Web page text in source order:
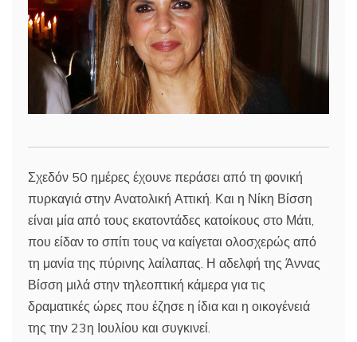
Σχεδόν 50 ημέρες έχουνε περάσει από τη φονική
πυρκαγιά στην Ανατολική Αττική. Και η Νίκη Βίσση
είναι μία από τους εκατοντάδες κατοίκους στο Μάτι,
που είδαν το σπίτι τους να καίγεται ολοσχερώς από
τη μανία της πύρινης λαίλαπας. Η αδελφή της Άννας
Βίσση μιλά στην τηλεοπτική κάμερα για τις
δραματικές ώρες που έζησε η ίδια και η οικογένειά
της την 23η Ιουλίου και συγκινεί.